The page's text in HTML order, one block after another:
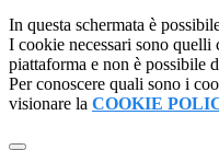
In questa schermata è
I cookie necessari sono
piattaforma e non è possibile
Per conoscere quali sono i
visionare la COOKIE